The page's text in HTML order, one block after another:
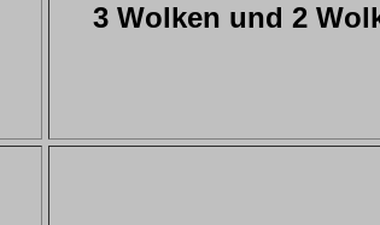
3 Wolken und 2